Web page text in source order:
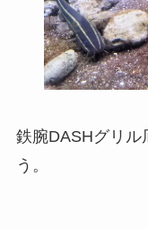
鉄腕DASHグリル
う。